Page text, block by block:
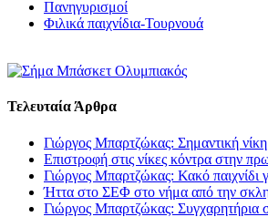
Πανηγυρισμοί
Φιλικά παιχνίδια-Τουρνουά
Τελευταία Άρθρα
Γιώργος Μπαρτζώκας: Σημαντική
Επιστροφή στις νίκες κόντρα στην
Γιώργος Μπαρτζώκας: Κακό παιχνίδι
Ήττα στο ΣΕΦ στο νήμα από την
Γιώργος Μπαρτζώκας: